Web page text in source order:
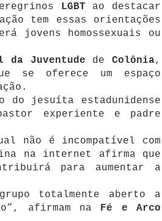
LGBTao destacar
tem essas orientações
jovens homossexuais ou
da Juventude deColônia,
se oferece um espaço
do jesuíta estadunidense
experiente e padre
não é incompatível com
na internet afirma que
para aumentar a
totalmente aberto a
afirmam na Fé e Arco